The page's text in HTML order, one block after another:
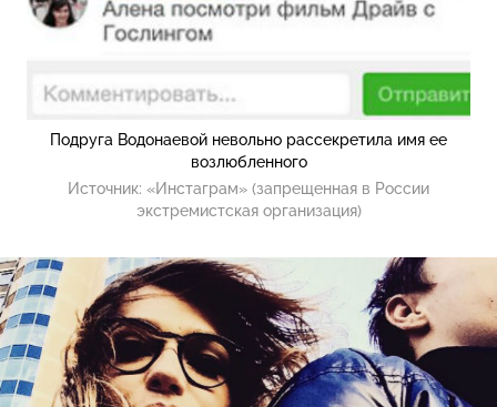
Подруга Водонаевой невольно рассекретила имя ее
возлюбленного
Источник: «Инстаграм» (запрещенная в России
экстремистская организация)